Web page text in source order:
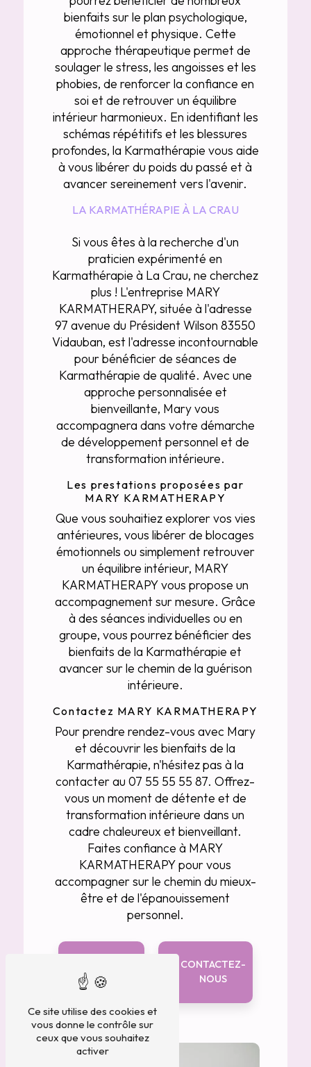
bienfaits sur le plan psychologique,
émotionnel et physique. Cette
approche thérapeutique permet de
soulager le stress, les angoisses et les
phobies, de renforcer la confiance en
soi et de retrouver un équilibre
intérieur harmonieux. En identifiant les
schémas répétitifs et les blessures
profondes, la Karmathérapie vous aide
à vous libérer du poids du passé et à
avancer sereinement vers l'avenir.
LA KARMATHÉRAPIE À LA CRAU
Si vous êtes à la recherche d'un
praticien expérimenté en
Karmathérapie à La Crau, ne cherchez
plus ! L'entreprise MARY
KARMATHERAPY, située à l'adresse
97 avenue du Président Wilson 83550
Vidauban, est l'adresse incontournable
pour bénéficier de séances de
Karmathérapie de qualité. Avec une
approche personnalisée et
bienveillante, Mary vous
accompagnera dans votre démarche
de développement personnel et de
transformation intérieure.
Les prestations proposées par
MARY KARMATHERAPY
Que vous souhaitiez explorer vos vies
antérieures, vous libérer de blocages
émotionnels ou simplement retrouver
un équilibre intérieur, MARY
KARMATHERAPY vous propose un
accompagnement sur mesure. Grâce
à des séances individuelles ou en
groupe, vous pourrez bénéficier des
bienfaits de la Karmathérapie et
avancer sur le chemin de la guérison
intérieure.
Contactez MARY KARMATHERAPY
Pour prendre rendez-vous avec Mary
et découvrir les bienfaits de la
Karmathérapie, n'hésitez pas à la
contacter au 07 55 55 55 87. Offrez-
vous un moment de détente et de
transformation intérieure dans un
cadre chaleureux et bienveillant.
Faites confiance à MARY
KARMATHERAPY pour vous
accompagner sur le chemin du mieux-
être et de l'épanouissement
personnel.
EN
PLUS
CONTACTEZ-
NOUS
Ce site utilise des cookies et
vous donne le contrôle sur
ceux que vous souhaitez
activer